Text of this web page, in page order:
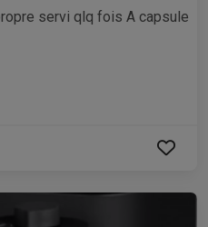
servi qlq fois A capsule